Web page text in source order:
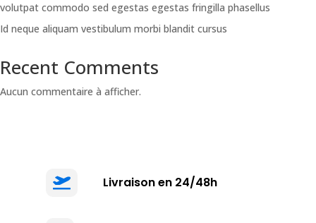
volutpat commodo sed egestas egestas fringilla phasellus
Id neque aliquam vestibulum morbi blandit cursus
Recent Comments
Aucun commentaire à afficher.
 Livraison en 24/48h